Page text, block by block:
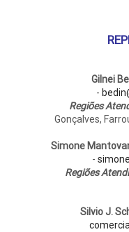
Gilnei
-
Regiões
Gonçalves,
Simone
-
Regiões
Silvio J.